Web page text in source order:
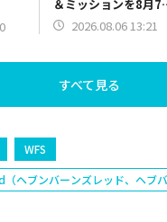
＆ミッションを8月7
13時より開催
2026.08.06 13:21
すべて見る
WFS
ヘブンバーンズレッド、ヘブバ